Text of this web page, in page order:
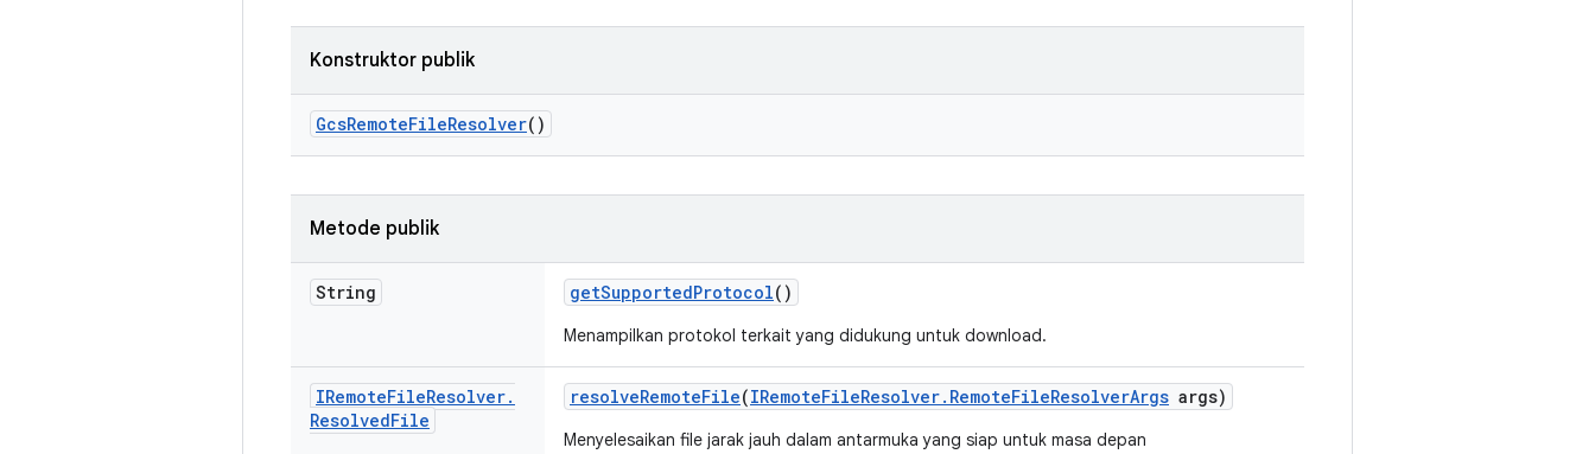
Konstruktor publik
GcsRemoteFileResolver()
Metode publik
String getSupportedProtocol()
Menampilkan protokol terkait yang didukung untuk download.
IRemoteFileResolver.
ResolvedFile
resolveRemoteFile(IRemoteFileResolver. RemoteFileResolverArgs args)
Menyelesaikan file jarak jauh dalam antarmuka yang siap untuk masa depan